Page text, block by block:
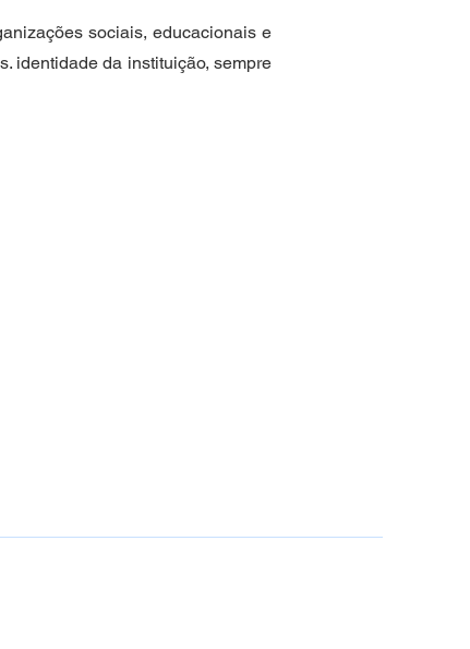
sociais, educacionais e
identidade da instituição, sempre